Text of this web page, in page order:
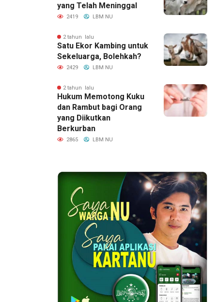
yang Telah Meninggal
2419 LBM NU
2 tahun lalu
Satu Ekor Kambing untuk
Sekeluarga, Bolehkah?
2429 LBM NU
2 tahun lalu
Hukum Memotong Kuku
dan Rambut bagi Orang
yang Diikutkan
Berkurban
2865 LBM NU